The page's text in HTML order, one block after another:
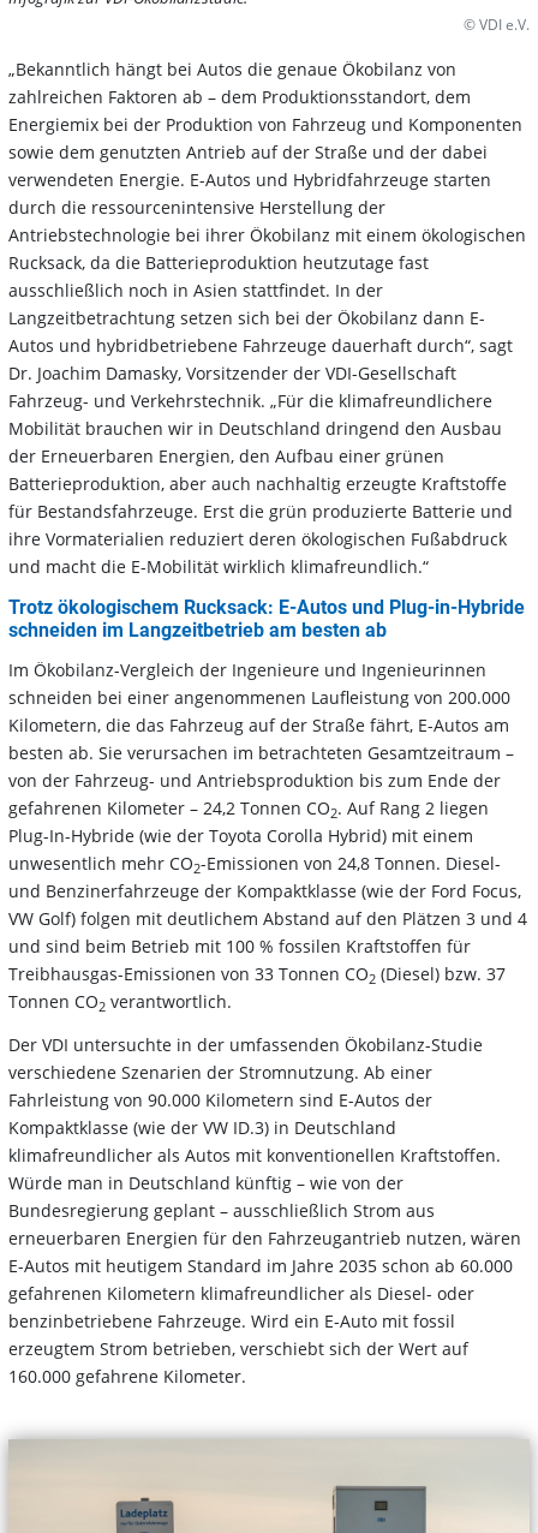
© VDI e.V.
„Bekanntlich hängt bei Autos die genaue Ökobilanz von
zahlreichen Faktoren ab – dem Produktionsstandort, dem
Energiemix bei der Produktion von Fahrzeug und Komponenten
sowie dem genutzten Antrieb auf der Straße und der dabei
verwendeten Energie. E-Autos und Hybridfahrzeuge starten
durch die ressourcenintensive Herstellung der
Antriebstechnologie bei ihrer Ökobilanz mit einem ökologischen
Rucksack, da die Batterieproduktion heutzutage fast
ausschließlich noch in Asien stattfindet. In der
Langzeitbetrachtung setzen sich bei der Ökobilanz dann E-
Autos und hybridbetriebene Fahrzeuge dauerhaft durch“, sagt
Dr. Joachim Damasky, Vorsitzender der VDI-Gesellschaft
Fahrzeug- und Verkehrstechnik. „Für die klimafreundlichere
Mobilität brauchen wir in Deutschland dringend den Ausbau
der Erneuerbaren Energien, den Aufbau einer grünen
Batterieproduktion, aber auch nachhaltig erzeugte Kraftstoffe
für Bestandsfahrzeuge. Erst die grün produzierte Batterie und
ihre Vormaterialien reduziert deren ökologischen Fußabdruck
und macht die E-Mobilität wirklich klimafreundlich.“
Trotz ökologischem Rucksack: E-Autos und Plug-in-Hybride
schneiden im Langzeitbetrieb am besten ab
Im Ökobilanz-Vergleich der Ingenieure und Ingenieurinnen
schneiden bei einer angenommenen Laufleistung von 200.000
Kilometern, die das Fahrzeug auf der Straße fährt, E-Autos am
besten ab. Sie verursachen im betrachteten Gesamtzeitraum –
von der Fahrzeug- und Antriebsproduktion bis zum Ende der
gefahrenen Kilometer – 24,2 Tonnen CO2. Auf Rang 2 liegen
Plug-In-Hybride (wie der Toyota Corolla Hybrid) mit einem
unwesentlich mehr CO2-Emissionen von 24,8 Tonnen. Diesel-
und Benzinerfahrzeuge der Kompaktklasse (wie der Ford Focus,
VW Golf) folgen mit deutlichem Abstand auf den Plätzen 3 und 4
und sind beim Betrieb mit 100 % fossilen Kraftstoffen für
Treibhausgas-Emissionen von 33 Tonnen CO2 (Diesel) bzw. 37
Tonnen CO2 verantwortlich.
Der VDI untersuchte in der umfassenden Ökobilanz-Studie
verschiedene Szenarien der Stromnutzung. Ab einer
Fahrleistung von 90.000 Kilometern sind E-Autos der
Kompaktklasse (wie der VW ID.3) in Deutschland
klimafreundlicher als Autos mit konventionellen Kraftstoffen.
Würde man in Deutschland künftig – wie von der
Bundesregierung geplant – ausschließlich Strom aus
erneuerbaren Energien für den Fahrzeugantrieb nutzen, wären
E-Autos mit heutigem Standard im Jahre 2035 schon ab 60.000
gefahrenen Kilometern klimafreundlicher als Diesel- oder
benzinbetriebene Fahrzeuge. Wird ein E-Auto mit fossil
erzeugtem Strom betrieben, verschiebt sich der Wert auf
160.000 gefahrene Kilometer.